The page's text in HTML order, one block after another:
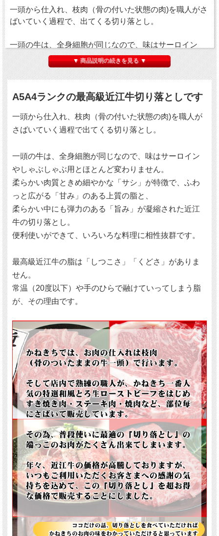
一頭から仕入れ、枝肉（骨の付いた状態の肉)を職人がさ
ばいていく過程で、出てくる切り落とし。
一頭の牛は、全身細胞が同じなので、味はサーロイン
や、しゃぶしゃぶ用とほとんど変わりません。
柔らかい肉質ときめ細やかな「サシ」が特徴。
ふわっと広がる「甘み」のある上質の脂と、柔らかい中
にも弾力のある「旨み」が、凝縮された近江牛切り落と
し。
色んな料理に相性抜群です。
最高級近江牛の脂は「しつこさ」「くどさ」がありませ
ん。
常温（20度以下）や手のひらで融けていってしまう脂
が、その理由です。
【賞味期限】冷凍保存で出荷日より30日間
▼ 商品説明の続きを見る ▼
A5A4ランクの最高級近江牛切り落としです
一頭から仕入れ、枝肉（骨の付いた状態の肉)を職人が
さばいていく過程で出てくる切り落とし。
一頭の牛は、全身細胞が同じなので、味はサーロイン
やしゃぶしゃぶ用とほとんど変わりません。
柔らかい肉質ときめ細やかな「サシ」が特徴で、ふわ
っと広がる「甘み」のある上質の脂と、
柔らかい中にも弾力のある「旨み」が凝縮された近江
牛の切り落とし。
便利使いができて、いろいろな料理に相性抜群です。
最高級近江牛の脂は「しつこさ」「くどさ」がありま
せん。
常温（20度以下）や手のひらで融けていってしまう脂
が、その理由です。